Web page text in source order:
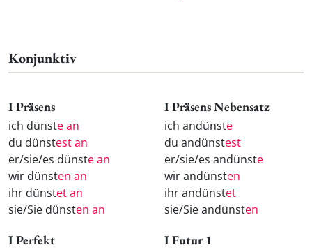
Konjunktiv
I Präsens
ich dünste an
du dünstest an
er/sie/es dünste an
wir dünsten an
ihr dünstet an
sie/Sie dünsten an
I Präsens Nebensatz
ich andünste
du andünstest
er/sie/es andünste
wir andünsten
ihr andünstet
sie/Sie andünsten
I Perfekt I Futur 1